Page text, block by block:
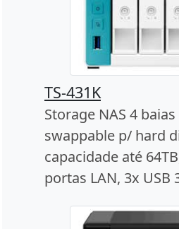
TS-431K
Storage NAS 4
swappable p/ hard
capacidade até
portas LAN, 3x USB